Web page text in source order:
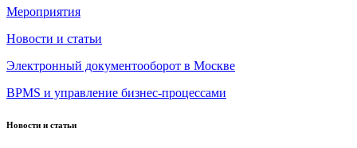
Мероприятия
Новости и статьи
Электронный документооборот в Москве
BPMS и управление бизнес-процессами
Новости и статьи